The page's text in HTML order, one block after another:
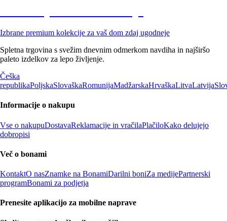
Izbrane premium kolekcije za vaš dom zdaj ugodneje
Spletna trgovina s svežim dnevnim odmerkom navdiha in najširšo
paleto izdelkov za lepo življenje.
Češka
republikaPoljskaSlovaškaRomunijaMadžarskaHrvaškaLitvaLatvija
Informacije o nakupu
Vse o nakupuDostavaReklamacije in vračilaPlačiloKako delujejo
dobropisi
Več o bonami
KontaktO nasZnamke na BonamiDarilni boniZa medijePartnerski
programBonami za podjetja
Prenesite aplikacijo za mobilne naprave